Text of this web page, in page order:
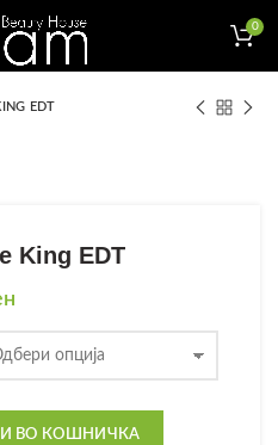
0
EDT
King EDT
1.100 ден
through
ВО КОШНИЧКА